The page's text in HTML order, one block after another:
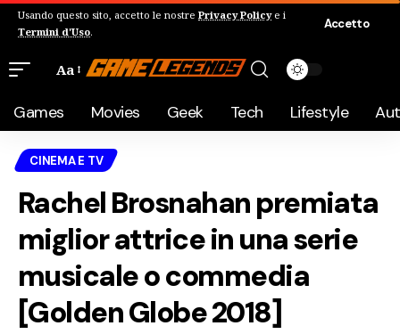
Usando questo sito, accetto le nostre Privacy Policye i
Termini d'Uso.
Accetto
Aa
Games Movies Geek Tech Lifestyle
CINEMA E TV
Rachel Brosnahan premiata
miglior attrice in una serie
musicale o commedia
[Golden Globe 2018]